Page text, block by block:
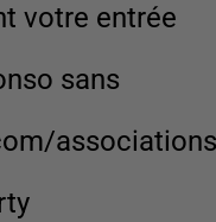
votre entrée
sans